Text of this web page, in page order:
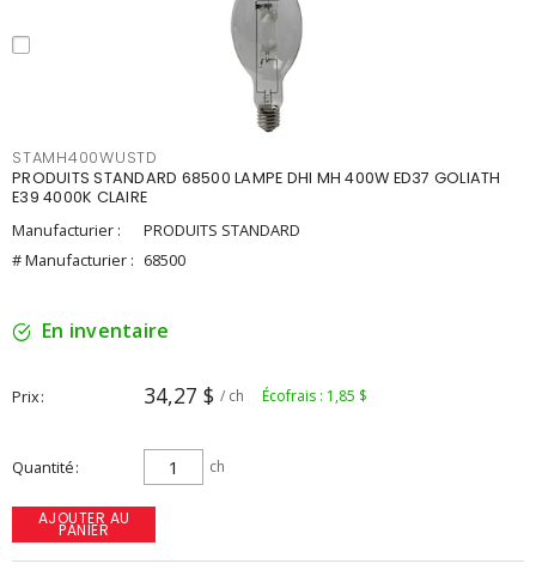
STAMH400WUSTD
PRODUITS STANDARD 68500 LAMPE DHI MH 400W ED37 GOLIATH
E39 4000K CLAIRE
Manufacturier :
PRODUITS STANDARD
# Manufacturier : 68500
En inventaire
Prix 34,27 $ / ch Écofrais : 1,85 $
Quantité ch
AJOUTER AU
PANIER